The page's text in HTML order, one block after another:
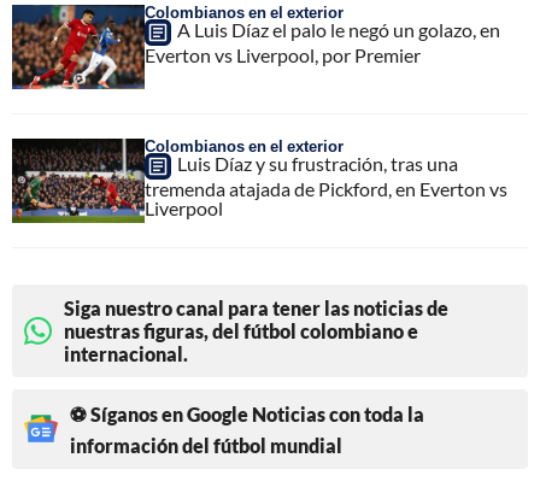
Colombianos en el exterior
A Luis Díaz el palo le negó un golazo, en
Everton vs Liverpool, por Premier
Colombianos en el exterior
Luis Díaz y su frustración, tras una
tremenda atajada de Pickford, en Everton vs
Liverpool
Siga nuestro canal para tener las noticias de
nuestras figuras, del fútbol colombiano e
internacional.
⚽ Síganos en Google Noticias con toda la
información del fútbol mundial